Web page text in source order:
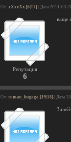
От: xXxxXx [6|17] | Дата 2011-03-
Репутация
6
ваще
От: roman_bugaga [19|18] | Дата